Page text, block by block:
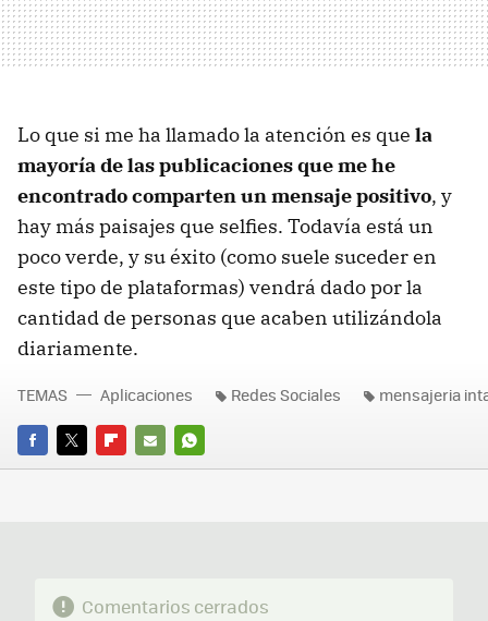
Lo que si me ha llamado la atención es que la
mayoría de las publicaciones que me he
encontrado comparten un mensaje positivo, y
hay más paisajes que selfies. Todavía está un
poco verde, y su éxito (como suele suceder en
este tipo de plataformas) vendrá dado por la
cantidad de personas que acaben utilizándola
diariamente.
FACEBOOK
TWITTERFLIPBOARD
E-
WHATSAPP
TEMAS Aplicaciones Redes Sociales mensajeria
Comentarios cerrados